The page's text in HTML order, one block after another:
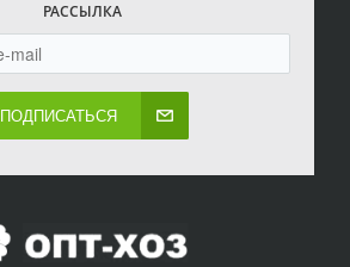
РАССЫЛКА
ПОДПИСАТЬСЯ